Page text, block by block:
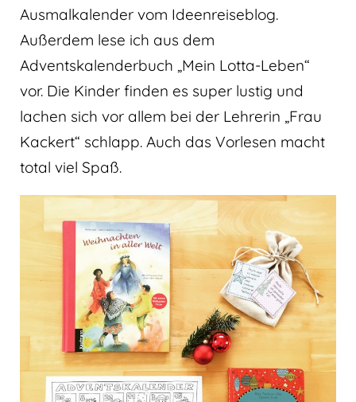
Ausmalkalender vom Ideenreiseblog.
Außerdem lese ich aus dem
Adventskalenderbuch „Mein Lotta-Leben“
vor. Die Kinder finden es super lustig und
lachen sich vor allem bei der Lehrerin „Frau
Kackert“ schlapp. Auch das Vorlesen macht
total viel Spaß.